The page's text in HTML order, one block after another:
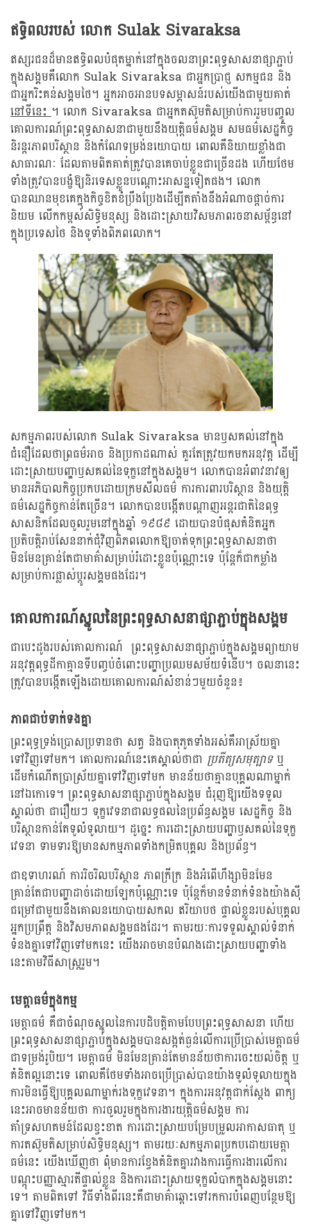
ឥទ្ធិពលរបស់ លោក Sulak Sivaraksa
ឥស្សរជនដ៏មានឥទ្ធិពលបំផុតម្នាក់នៅក្នុងចលនាព្រះពុទ្ធសាសនាផ្សាភ្ជាប់
ក្នុងសង្គមគឺលោក Sulak Sivaraksa ជាអ្នកប្រាជ្ញ សកម្មជន និង
ជាអ្នករិះគន់សង្គមថៃ។ អ្នកអាចអានបទសម្ភាសន៍របស់យើងជាមួយគាត់
នៅទីនេះ។ លោក Sivaraksa ជាអ្នកតស៊ូមតិសម្រាប់ការរួមបញ្ចូល
គោលការណ៍ព្រះពុទ្ធសាសនាជាមួយនឹងយុត្តិធម៌សង្គម សមធម៌សេដ្ឋកិច្ច
និរន្តរភាពបរិស្ថាន និងកំណែទម្រង់នយោបាយ ពោលគឺនិយាយខ្លាំងជា
សាធារណៈ ដែលតាមពិតគាត់ត្រូវបានគេចាប់ខ្លួនជាច្រើនដង ហើយថែម
ទាំងត្រូវបានបង្ខំឱ្យនិរទេសខ្លួនបណ្តោះអាសន្នទៀតផង។ លោក
បានឈានមុខគេក្នុងកិច្ចខិតខំប្រឹងប្រែងដើម្បីតតាំងនឹងអំណាចផ្តាច់ការ
និយម លើកកម្ពស់សិទ្ធិមនុស្ស និងដោះស្រាយវិសមភាពរចនាសម្ព័ន្ធនៅ
ក្នុងប្រទេសថៃ និងទូទាំងពិភពលោក។
សកម្មភាពរបស់លោក Sulak Sivaraksa មានឫសគល់នៅក្នុង
ជំនឿដែលថាព្រធម៌អាច និងប្រកាដណាស់ គួរតែត្រូវយកមកអនុវត្ត ដើម្បី
ដោះស្រាយបញ្ហាឫសគល់នៃទុក្ខនៅក្នុងសង្គម។ លោកបានអំពាវនាវឲ្យ
មានអភិបាលកិច្ចប្រកបដោយក្រមសីលធម៌ ការការពារបរិស្ថាន និងយុត្តិ
ធម៌សេដ្ឋកិច្ចកាន់តែច្រើន។ លោកបានបង្កើតបណ្តាញអន្តរជាតិនៃពុទ្ធ
សាសនិកដែលចូលរួមនៅក្នុងឆ្នាំ ១៩៨៩ ដោយបានបំផុសគំនិតអ្នក
ប្រតិបត្តិរាប់សែននាក់ជុំវិញពិភពលោកឱ្យចាត់ទុកព្រះពុទ្ធសាសនាថា
មិនមែនគ្រាន់តែជាមាគ៌ាសម្រាប់រំដោះខ្លួនប៉ុណ្ណោះទេ ប៉ុន្តែក៏ជាកម្លាំង
សម្រាប់ការផ្លាស់ប្តូរសង្គមផងដែរ។
គោលការណ៍ស្នូលនៃព្រះពុទ្ធសាសនាផ្សាភ្ជាប់ក្នុងសង្គម
ជាបេះដូងរបស់គោលការណ៍ ព្រះពុទ្ធសាសនាផ្សាភ្ជាប់ក្នុងសង្គមព្យាយាម
អនុវត្តពុទ្ធដីកាគ្មានទីបញ្ចប់ចំពោះបញ្ហាប្រឈមសម័យទំនើប។ ចលនានេះ
ត្រូវបានបង្កើតឡើងដោយគោលការណ៍សំខាន់ៗមួយចំនួន៖
ភាពជាប់ទាក់ទងគ្នា
ព្រះពុទ្ធទ្រង់ប្រោសប្រទានថា សត្វ និងបាតុភូតទាំងអស់គឺអាស្រ័យគ្នា
ទៅវិញទៅមក។ គោលការណ៍នេះគេស្គាល់ថាជា ប្រតីត្យសមុត្បាទឬ
ដើមកំណើតប្រាស្រ័យគ្នាទៅវិញទៅមក មានន័យថាគ្មានបុគ្គលណាម្នាក់
នៅឯកោទេ។ ព្រះពុទ្ធសាសនាផ្សាភ្ជាប់ក្នុងសង្គម ជំរុញឱ្យយើងទទួល
ស្គាល់ថា ជារឿយៗ ទុក្ខវេទនាជាលទ្ធផលនៃប្រព័ន្ធសង្គម សេដ្ឋកិច្ច និង
បរិស្ថានកាន់តែទូលំទូលាយ។ ដូច្នេះ ការដោះស្រាយបញ្ហាឫសគល់នៃទុក្ខ
វេទនា ទាមទារឱ្យមានសកម្មភាពទាំងកម្រិតបុគ្គល និងប្រព័ន្ធ។
ជាឧទាហរណ៍ ការរិចរិលបរិស្ថាន ភាពក្រីក្រ និងអំពើហឹង្សាមិនមែន
គ្រាន់តែជាបញ្ហាដាច់ដោយឡែកប៉ុណ្ណោះទេ ប៉ុន្តែក៏មានទំនាក់ទំនងយ៉ាងស៊ី
ជម្រៅជាមួយនឹងគោលនយោបាយសកល ឥរិយាបថ ផ្ទាល់ខ្លួនរបស់បុគ្គល
អ្នកប្រព្រឹត្ត និងវិសមភាពសង្គមផងដែរ។ តាមរយៈការទទួលស្គាល់ទំនាក់
ទំនងគ្នាទៅវិញទៅមកនេះ យើងអាចមានបំណងដោះស្រាយបញ្ហាទាំង
នេះតាមវិធីសាស្រ្តរួម។
មេត្តាធម៌ក្នុងកម្ម
មេត្តាធម៌ គឺជាចំណុចស្នូលនៃការបដិបត្តិតាមបែបព្រះពុទ្ធសាសនា ហើយ
ព្រះពុទ្ធសាសនាផ្សាភ្ជាប់ក្នុងសង្គមបានសង្កត់ធ្ងន់លើការប្រើប្រាស់មេត្តាធម៌
ជាទម្រង់រូបិយ។ មេត្តាធម៌ មិនមែនគ្រាន់តែមានន័យថាការចេះយល់ចិត្ត ឬ
គំនិតល្អនោះទេ ពោលគឺថែមទាំងអាចប្រើប្រាស់បានយ៉ាងទូលំទូលាយក្នុង
ការមិនធ្វើឱ្យបុគ្គលណាម្នាក់រងទុក្ខវេទនា។ ក្នុងការអនុវត្តជាក់ស្ដែង ពាក្យ
នេះអាចមានន័យថា ការចូលរួមក្នុងការងារយុត្តិធម៌សង្គម ការ
គាំទ្រសហគមន៍ដែលខ្វះខាត ការដោះស្រាយបម្រែបម្រួលអាកាសធាតុ ឬ
ការតស៊ូមតិសម្រាប់សិទ្ធិមនុស្ស។ តាមរយៈសកម្មភាពប្រកបដោយមេត្តា
ធម៌នេះ យើងឃើញថា ពុំមានការខ្វែងគំនិតគ្នារវាងការធ្វើការងារលើការ
បណ្ដុះបញ្ញាស្មារតីផ្ទាល់ខ្លួន និងការដោះស្រាយទុក្ខលំបាកក្នុងសង្គមនោះ
ទេ។ តាមពិតទៅ វិធីទាំងពីរនេះគឺជាមាគ៌ាឆ្ពោះទៅរកការបំពេញបន្ថែមឱ្យ
គ្នាទៅវិញទៅមក។